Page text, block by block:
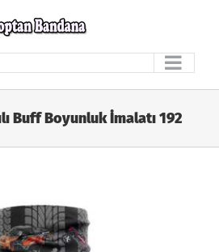
Buff Boyunluk İmalatı 192